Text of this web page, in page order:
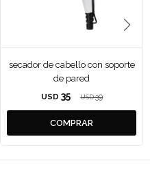
secador de cabello con soporte
de pared
USD 35 USD 39